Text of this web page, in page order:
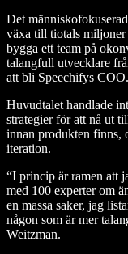
Det
växa till tiotals miljoner
bygga ett team på
talangfull utvecklare
att bli Speechifys COO.
Huvudtalet handlade
strategier för att nå ut
innan produkten finns,
iteration.
“I princip är ramen att
med 100 experter om
en massa saker, jag
någon som är mer
Weitzman.